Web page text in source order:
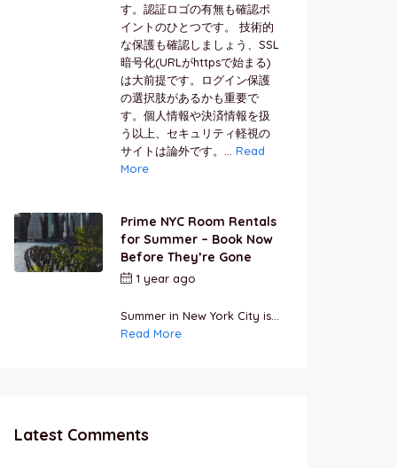
す。認証ロゴの有無も確認ポ
イントのひとつです。 技術的
な保護も確認しましょう、SSL
暗号化(URLがhttpsで始まる)
は大前提です。ログイン保護
の選択肢があるかも重要で
す。個人情報や決済情報を扱
う以上、セキュリティ軽視の
サイトは論外です。... Read
More
Prime NYC Room Rentals
for Summer – Book Now
Before They’re Gone
1 year ago
Summer in New York City is...
Read More
Latest Comments